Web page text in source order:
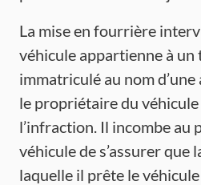
La mise en fourrière
véhicule appartienne à un
immatriculé au nom
le propriétaire du
l’infraction. Il incombe au
véhicule de s’assurer que
laquelle il prête le